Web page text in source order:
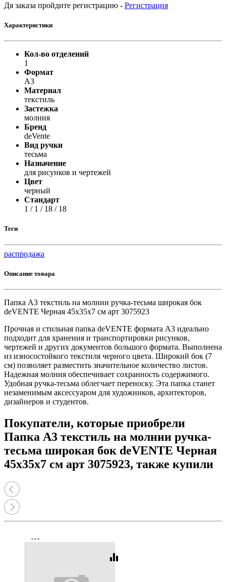
Дя заказа пройдите регистрацию - Регистрация
Характеристики
Кол-во отделений
1
Формат
А3
Материал
текстиль
Застежка
молния
Бренд
deVente
Вид ручки
тесьма
Назначение
для рисунков и чертежей
Цвет
черный
Стандарт
1 / 1 / 18 / 18
Теги
распродажа
Описание товара
Папка А3 текстиль на молнии ручка-тесьма широкая бок
deVENTE Черная 45x35x7 см арт 3075923
Прочная и стильная папка deVENTE формата А3 идеально
подходит для хранения и транспортировки рисунков,
чертежей и других документов большого формата. Выполнена
из износостойкого текстиля черного цвета. Широкий бок (7
см) позволяет разместить значительное количество листов.
Надежная молния обеспечивает сохранность содержимого.
Удобная ручка-тесьма облегчает переноску. Эта папка станет
незаменимым аксессуаром для художников, архитекторов,
дизайнеров и студентов.
Покупатели, которые приобрели
Папка А3 текстиль на молнии ручка-
тесьма широкая бок deVENTE Черная
45x35x7 см арт 3075923, также купили
more_horiz
equalizer